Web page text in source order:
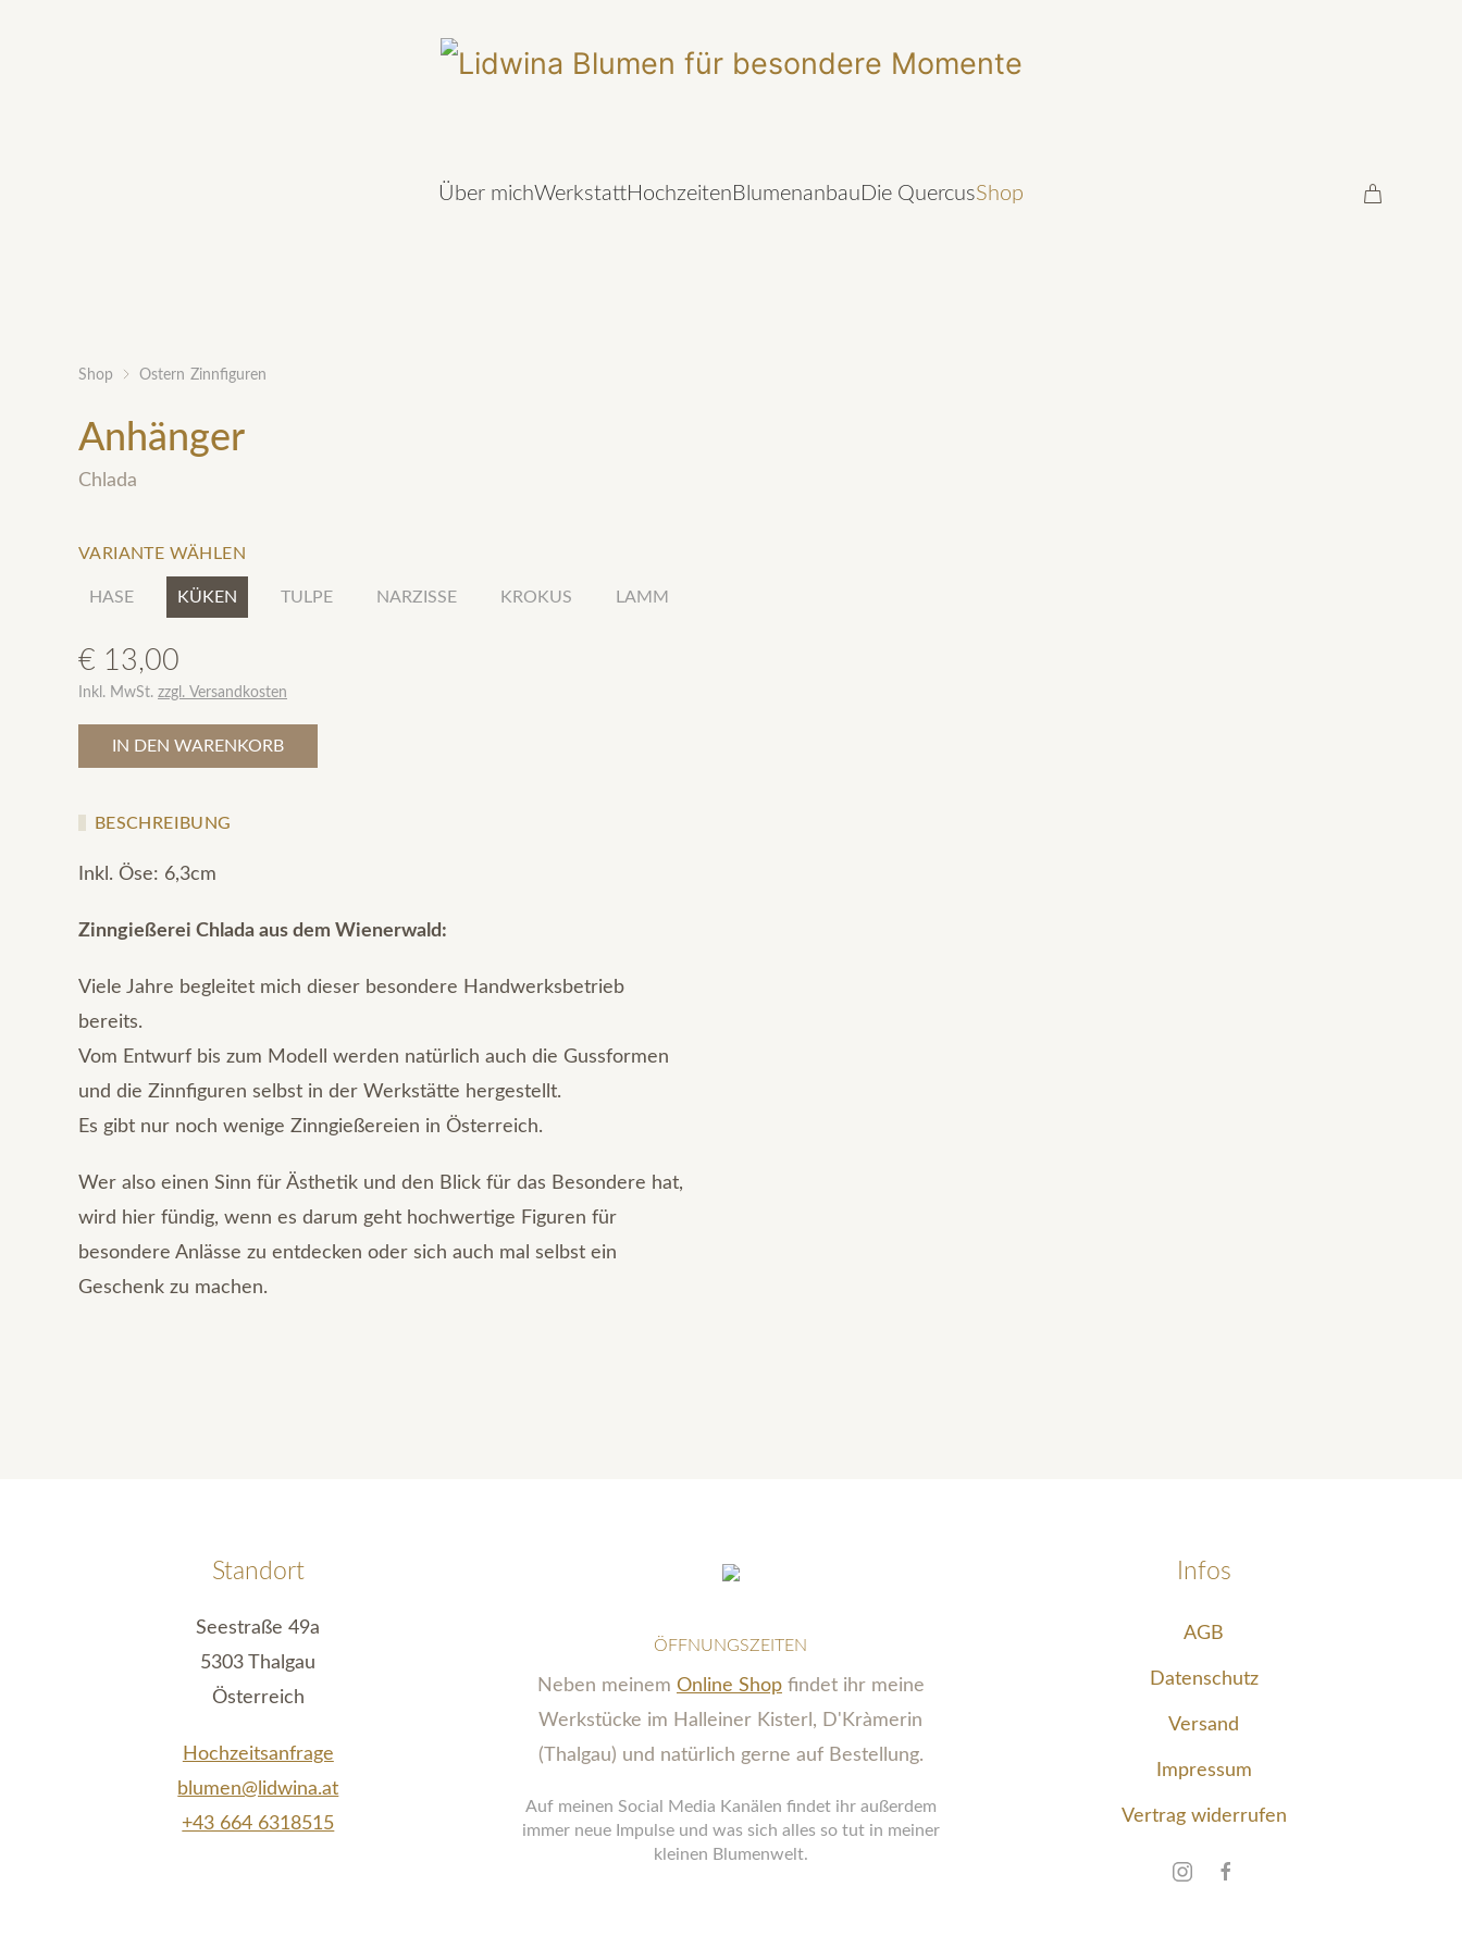
Über michWerkstattHochzeiten Blumenanbau Die QuercusShop
Shop Ostern Zinnfiguren
Anhänger
Chlada
VARIANTE WÄHLEN
HASE KÜKEN TULPE NARZISSE KROKUS LAMM
€ 13,00
Inkl. MwSt. zzgl. Versandkosten
IN DEN WARENKORB
BESCHREIBUNG
Inkl. Öse: 6,3cm
Zinngießerei Chlada aus dem Wienerwald:
Viele Jahre begleitet mich dieser besondere Handwerksbetrieb
bereits.
Vom Entwurf bis zum Modell werden natürlich auch die Gussformen
und die Zinnfiguren selbst in der Werkstätte hergestellt.
Es gibt nur noch wenige Zinngießereien in Österreich.
Wer also einen Sinn für Ästhetik und den Blick für das Besondere hat,
wird hier fündig, wenn es darum geht hochwertige Figuren für
besondere Anlässe zu entdecken oder sich auch mal selbst ein
Geschenk zu machen.
ÖFFNUNGSZEITEN
Neben meinem Online Shopfindet ihr meine
Werkstücke im Halleiner Kisterl, D'Kràmerin
(Thalgau) und natürlich gerne auf Bestellung.
Auf meinen Social Media Kanälen findet ihr außerdem
immer neue Impulse und was sich alles so tut in meiner
kleinen Blumenwelt.
Standort
Seestraße 49a
5303 Thalgau
Österreich
Hochzeitsanfrage
blumen@lidwina.at
+43 664 6318515
Infos
AGB
Datenschutz
Versand
Impressum
Vertrag widerrufen